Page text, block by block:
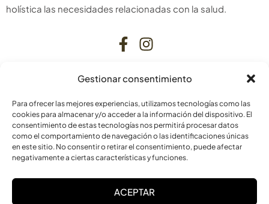
Gestionar consentimiento
Para ofrecer las mejores experiencias, utilizamos tecnologías como las
cookies para almacenar y/o acceder a la información del dispositivo. El
consentimiento de estas tecnologías nos permitirá procesar datos
como el comportamiento de navegación o las identificaciones únicas
en este sitio. No consentir o retirar el consentimiento, puede afectar
negativamente a ciertas características y funciones.
ACEPTAR
holística las necesidades relacionadas con la salud.
C. Bardenas Reales, 11, bajo
31006 Pamplona
Navarra